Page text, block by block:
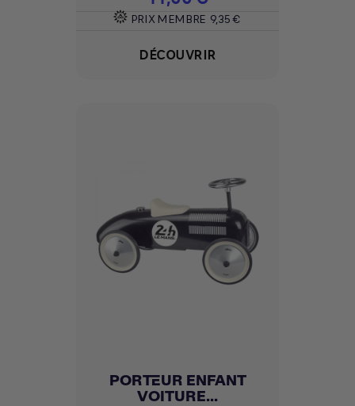
PRIX MEMBRE 9,35 €
DÉCOUVRIR
PORTEUR ENFANT
VOITURE...